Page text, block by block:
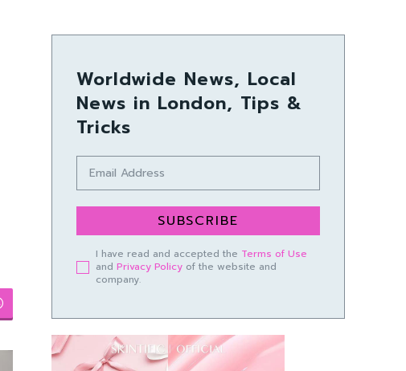
Worldwide News, Local
News in London, Tips &
Tricks
SUBSCRIBE
I have read and accepted the Terms of Use
and Privacy Policyof the website and
company.